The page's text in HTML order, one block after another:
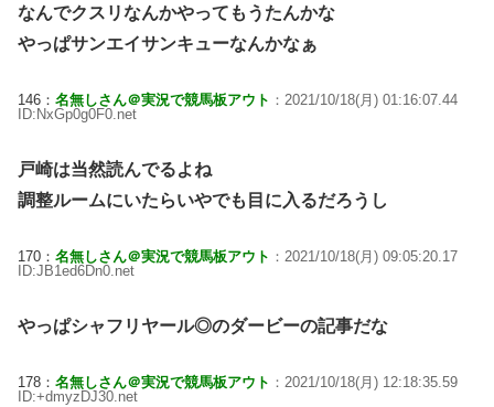
なんでクスリなんかやってもうたんかな
やっぱサンエイサンキューなんかなぁ
146： 名無しさん＠実況で競馬板アウト ：2021/10/18(月) 01:16:07.44
ID:NxGp0g0F0.net
戸崎は当然読んでるよね
調整ルームにいたらいやでも目に入るだろうし
170： 名無しさん＠実況で競馬板アウト ：2021/10/18(月) 09:05:20.17
ID:JB1ed6Dn0.net
やっぱシャフリヤール◎のダービーの記事だな
178： 名無しさん＠実況で競馬板アウト ：2021/10/18(月) 12:18:35.59
ID:+dmyzDJ30.net